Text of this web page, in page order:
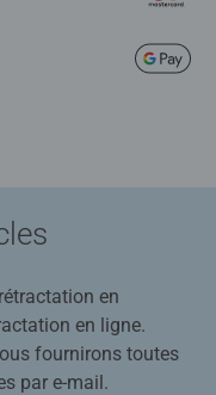
en
en ligne.
fournirons toutes
par e-mail.